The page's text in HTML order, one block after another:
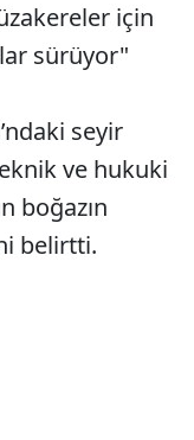
için
sürüyor"
seyir
ve hukuki
boğazın
belirtti.